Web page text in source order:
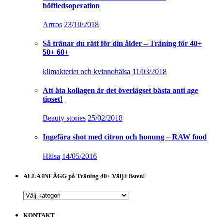
höftledsoperation
Artros 23/10/2018
Så tränar du rätt för din ålder – Träning för 40+
50+ 60+
klimakteriet och kvinnohälsa 11/03/2018
Att äta kollagen är det överlägset bästa anti age
tipset!
Beauty stories 25/02/2018
Ingefära shot med citron och honung – RAW food
Hälsa 14/05/2016
ALLA INLÄGG på Träning 40+ Välj i listen!
ALLA
på
KONTAKT